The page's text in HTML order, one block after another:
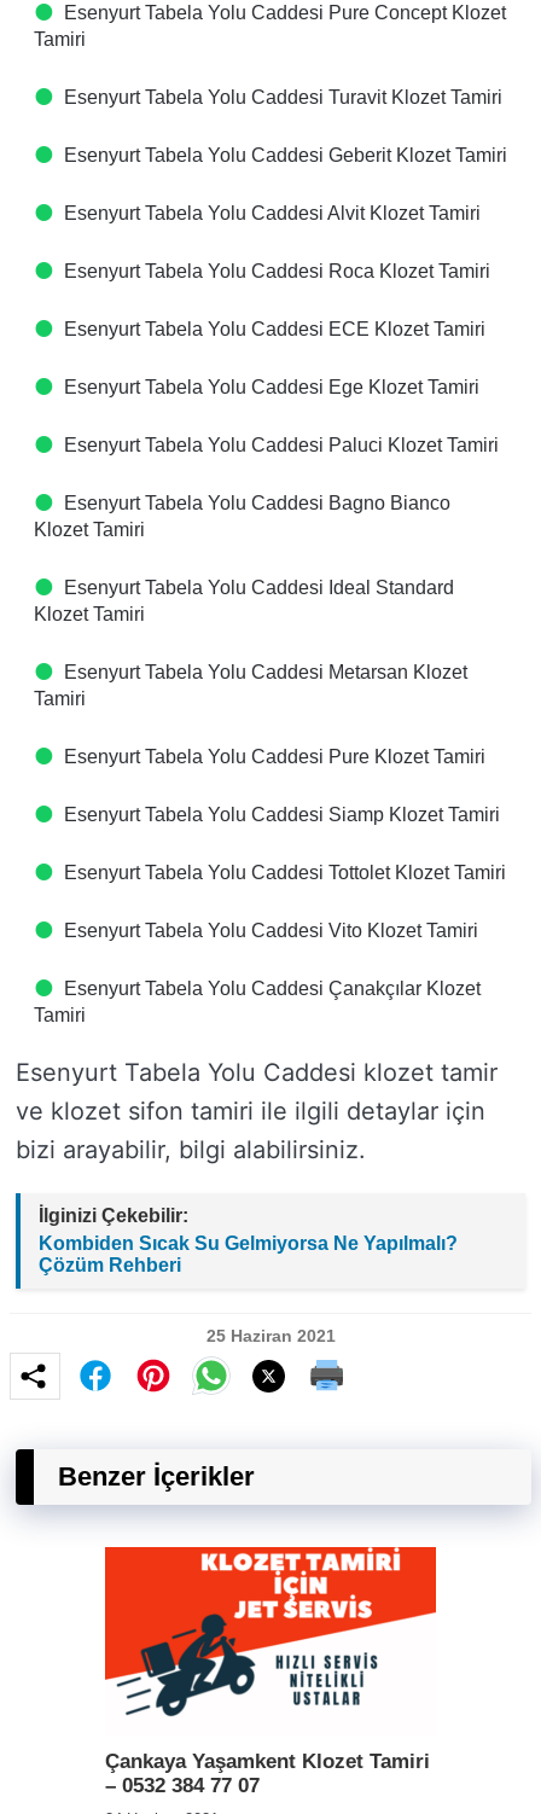
Esenyurt Tabela Yolu Caddesi Pure Concept Klozet
Tamiri
Esenyurt Tabela Yolu Caddesi Turavit Klozet Tamiri
Esenyurt Tabela Yolu Caddesi Geberit Klozet Tamiri
Esenyurt Tabela Yolu Caddesi Alvit Klozet Tamiri
Esenyurt Tabela Yolu Caddesi Roca Klozet Tamiri
Esenyurt Tabela Yolu Caddesi ECE Klozet Tamiri
Esenyurt Tabela Yolu Caddesi Ege Klozet Tamiri
Esenyurt Tabela Yolu Caddesi Paluci Klozet Tamiri
Esenyurt Tabela Yolu Caddesi Bagno Bianco
Klozet Tamiri
Esenyurt Tabela Yolu Caddesi Ideal Standard
Klozet Tamiri
Esenyurt Tabela Yolu Caddesi Metarsan Klozet
Tamiri
Esenyurt Tabela Yolu Caddesi Pure Klozet Tamiri
Esenyurt Tabela Yolu Caddesi Siamp Klozet Tamiri
Esenyurt Tabela Yolu Caddesi Tottolet Klozet Tamiri
Esenyurt Tabela Yolu Caddesi Vito Klozet Tamiri
Esenyurt Tabela Yolu Caddesi Çanakçılar Klozet
Tamiri
Esenyurt Tabela Yolu Caddesi klozet tamir
ve klozet sifon tamiri ile ilgili detaylar için
bizi arayabilir, bilgi alabilirsiniz.
İlginizi Çekebilir:
Kombiden Sıcak Su Gelmiyorsa Ne Yapılmalı?
Çözüm Rehberi
25 Haziran 2021
Benzer İçerikler
Çankaya Yaşamkent Klozet Tamiri
– 0532 384 77 07